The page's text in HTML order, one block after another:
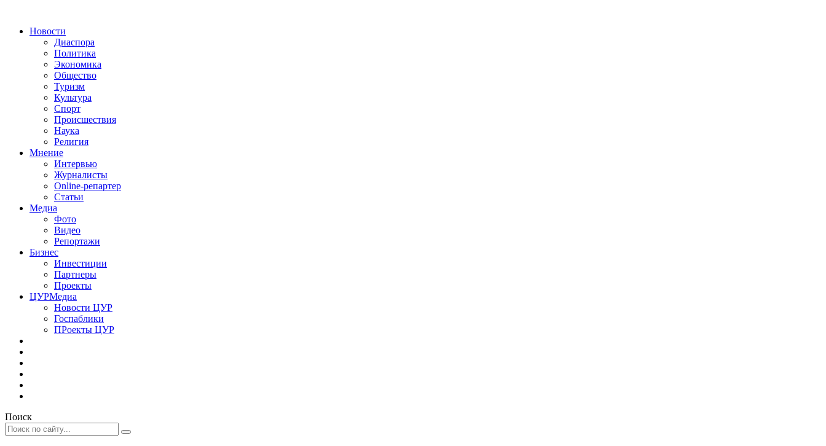
Новости
Диаспора
Политика
Экономика
Общество
Туризм
Культура
Спорт
Происшествия
Наука
Религия
Мнение
Интервью
Журналисты
Online-репартер
Статьи
Медиа
Фото
Видео
Репортажи
Бизнес
Инвестиции
Партнеры
Проекты
ЦУРМедиа
Новости ЦУР
Госпаблики
ПРоекты ЦУР
Поиск